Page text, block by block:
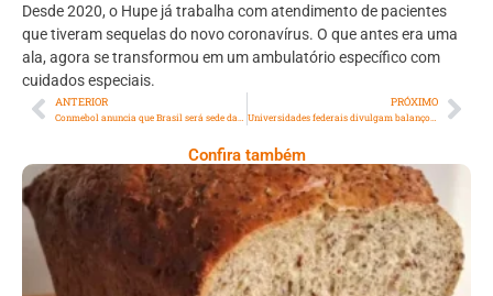
Desde 2020, o Hupe já trabalha com atendimento de pacientes
que tiveram sequelas do novo coronavírus. O que antes era uma
ala, agora se transformou em um ambulatório específico com
cuidados especiais.
ANTERIOR
Conmebol anuncia que Brasil será sede da Copa América deste ano
PRÓXIMO
Universidades federais divulgam balanço de combate à pandemia
Confira também
Comer Bem: Pão Low Carb